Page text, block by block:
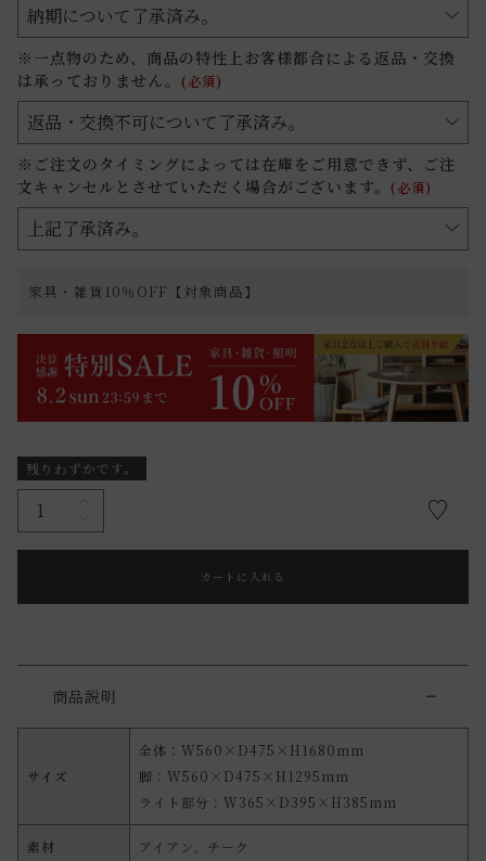
※一点物のため、商品の特性上お客様都合による返品・交換
は承っておりません。
(必須)
※ご注文のタイミングによっては在庫をご用意できず、ご注
文キャンセルとさせていただく場合がございます。
(必須)
家具・雑貨10％OFF【対象商品】
残りわずかです。
カートに入れる
商品説明
サイズ
全体：W560×D475×H1680mm
脚：W560×D475×H1295mm
ライト部分：W365×D395×H385mm
素材 アイアン、チーク